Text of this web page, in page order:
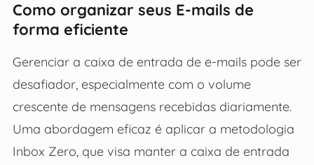
Como organizar seus E-mails de
forma eficiente
Gerenciar a caixa de entrada de e-mails pode ser
desafiador, especialmente com o volume
crescente de mensagens recebidas diariamente.
Uma abordagem eficaz é aplicar a metodologia
Inbox Zero, que visa manter a caixa de entrada